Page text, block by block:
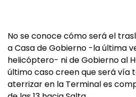
No se conoce cómo será el
a Casa de Gobierno -la última
helicóptero- ni de Gobierno al
último caso creen que será vía
aterrizar en la Terminal es